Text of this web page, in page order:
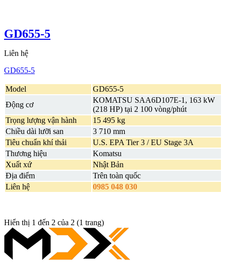
GD655-5
Liên hệ
GD655-5
Model
GD655-5
Động cơ
KOMATSU SAA6D107E-1, 163 kW
(218 HP) tại 2 100 vòng/phút
Trọng lượng vận hành
15 495 kg
Chiều dài lưỡi san
3 710 mm
Tiêu chuẩn khí thải
U.S. EPA Tier 3 / EU Stage 3A
Thương hiệu
Komatsu
Xuất xứ
Nhật Bản
Địa điểm
Trên toàn quốc
Liên hệ
0985 048 030
Hiển thị 1 đến 2 của 2 (1 trang)